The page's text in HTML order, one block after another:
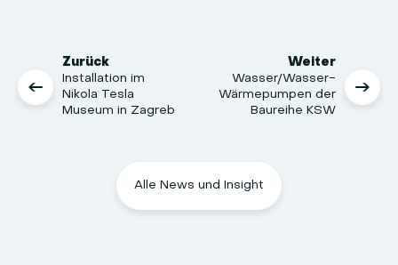
Zurück
Installation im
Nikola Tesla
Museum in Zagreb
Weiter
Wasser/Wasser-
Wärmepumpen der
Baureihe KSW
Alle News und Insight